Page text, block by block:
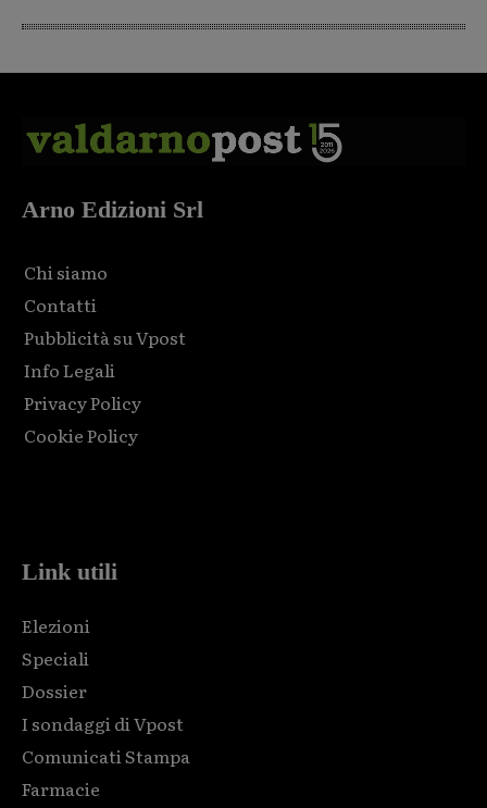
Arno Edizioni Srl
Chi siamo
Contatti
Pubblicità su Vpost
Info Legali
Privacy Policy
Cookie Policy
Link utili
Elezioni
Speciali
Dossier
I sondaggi di Vpost
Comunicati Stampa
Farmacie